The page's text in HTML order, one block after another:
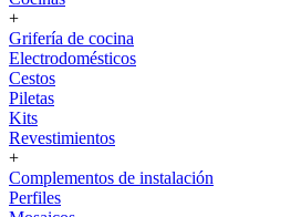
+
Grifería de cocina
Electrodomésticos
Cestos
Piletas
Kits
Revestimientos
+
Complementos de instalación
Perfiles